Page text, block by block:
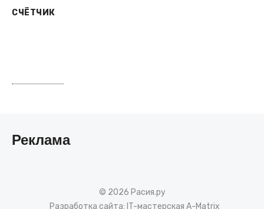
СЧЁТЧИК
Реклама
© 2026 Расия.ру
Разработка сайта: IT-мастерская A-Matrix